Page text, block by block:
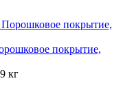
покрытие,
кг